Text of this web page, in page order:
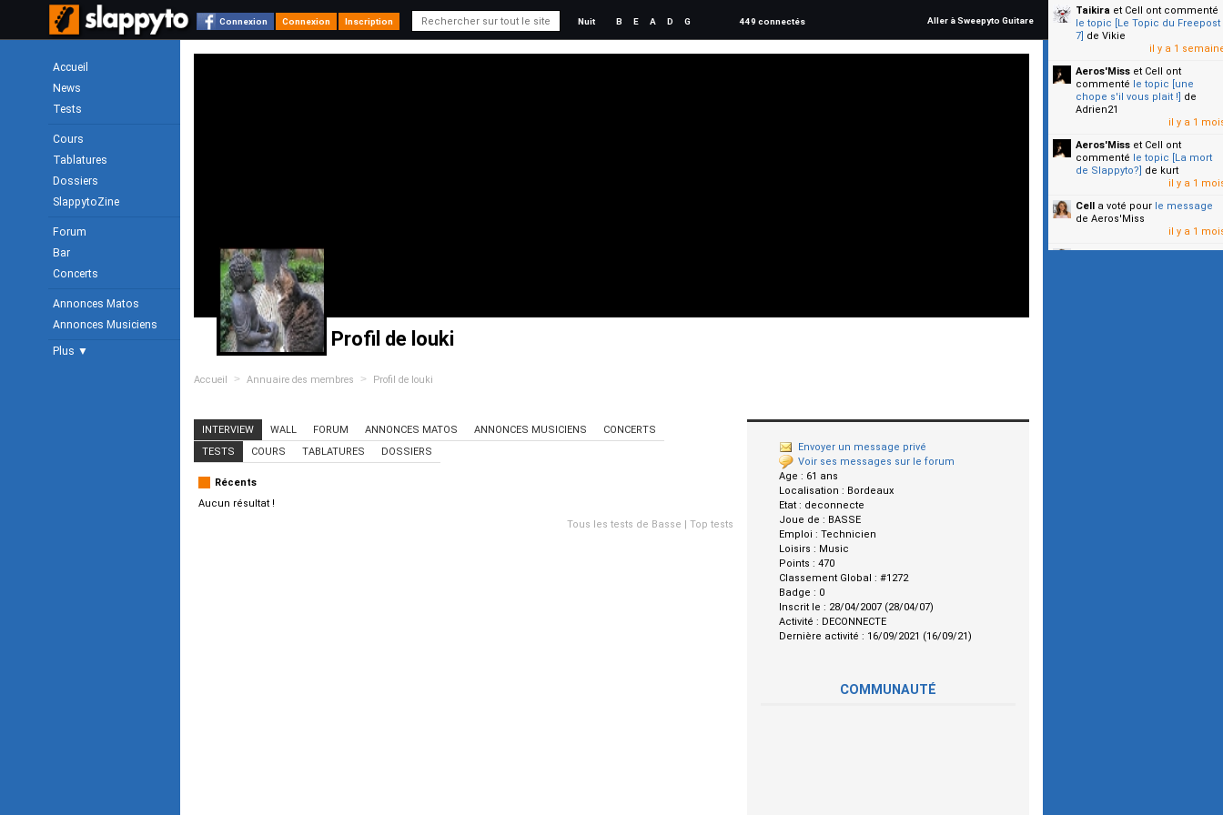
Connexion Connexion Inscription Nuit B E A D G 449 connectés Aller à Sweepyto Guitare
Accueil
News
Tests
Cours
Tablatures
Dossiers
SlappytoZine
Forum
Bar
Concerts
Annonces Matos
Annonces Musiciens
Plus ▼
Profil de louki
Accueil > Annuaire des membres > Profil de louki
Envoyer un message privé
Voir ses messages sur le forum
Age : 61 ans
Localisation : Bordeaux
Etat : deconnecte
Joue de : BASSE
Emploi : Technicien
Loisirs : Music
Points : 470
Classement Global : #1272
Badge : 0
Inscrit le : 28/04/2007 (28/04/07)
Activité : DECONNECTE
Dernière activité : 16/09/2021 (16/09/21)
COMMUNAUTÉ
INTERVIEW WALL FORUM ANNONCES MATOS ANNONCES MUSICIENS
CONCERTS
TESTS
COURS TABLATURES DOSSIERS
Récents
Aucun résultat !
Tous les tests de Basse | Top tests
Taikira et Cell ont commenté
le topic [Le Topic du Freepost
7] de Vikie
il y a 1
Aeros'Miss et Cell ont
commenté le topic [une
chope s'il vous plait !] de
Adrien21
il y a 1
Aeros'Miss et Cell ont
commenté le topic [La mort
de Slappyto?] de kurt
il y a 1
Cell a voté pour le message
de Aeros'Miss
il y a 1
Cella voté pourle message